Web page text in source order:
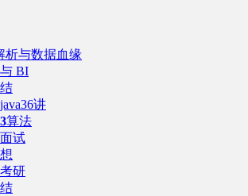
析与数据血缘
BI
java36讲
算法
面试
考研